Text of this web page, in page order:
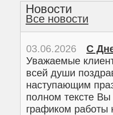
Новости
Все новости
03.06.2026
С
Уважаемые
всей души
наступающим
полном тексте
графиком работы